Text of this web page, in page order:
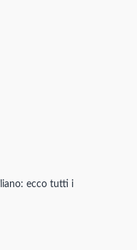
ecco tutti i